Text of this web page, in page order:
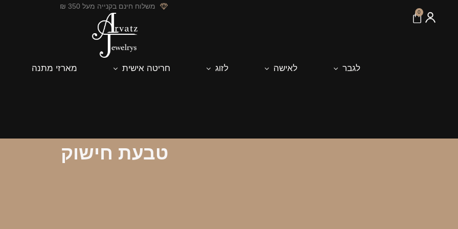
משלוח חינם בקנייה מעל 350 ₪
0
לגבר לאישה לזוג חריטה אישית מארזי מתנה
טבעת חישוק